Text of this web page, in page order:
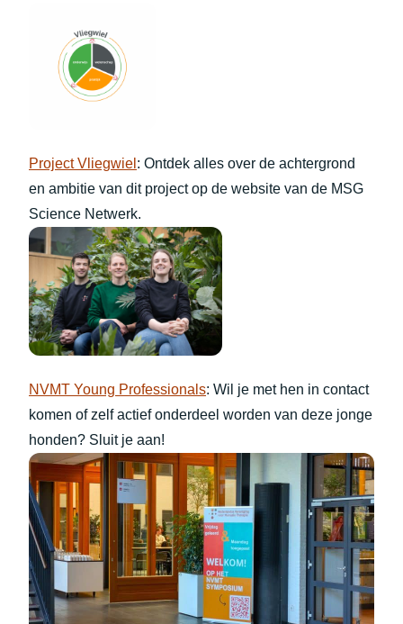
Project Vliegwiel : Ontdek alles over de achtergrond
en ambitie van dit project op de website van de MSG
Science Netwerk.
NVMT Young Professionals: Wil je met hen in contact
komen of zelf actief onderdeel worden van deze jonge
honden? Sluit je aan!